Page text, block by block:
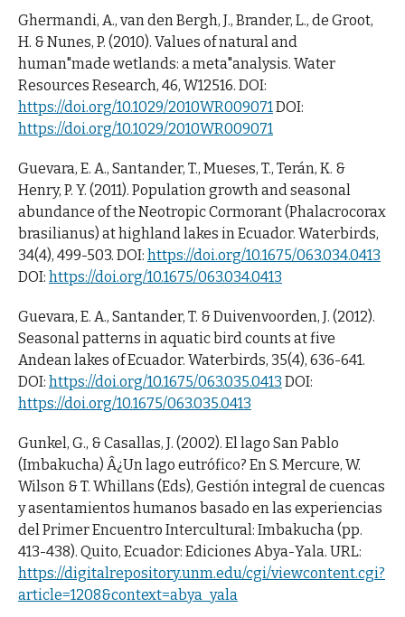
Ghermandi, A., van den Bergh, J., Brander, L., de Groot,
H. & Nunes, P. (2010). Values of natural and
human"made wetlands: a meta"analysis. Water
Resources Research, 46, W12516. DOI:
https://doi.org/10.1029/2010WR009071DOI:
https://doi.org/10.1029/2010WR009071
Guevara, E. A., Santander, T., Mueses, T., Terán, K. &
Henry, P. Y. (2011). Population growth and seasonal
abundance of the Neotropic Cormorant (Phalacrocorax
brasilianus) at highland lakes in Ecuador. Waterbirds,
34(4), 499-503. DOI: https://doi.org/10.1675/063.034.0413
DOI: https://doi.org/10.1675/063.034.0413
Guevara, E. A., Santander, T. & Duivenvoorden, J. (2012).
Seasonal patterns in aquatic bird counts at five
Andean lakes of Ecuador. Waterbirds, 35(4), 636-641.
DOI: https://doi.org/10.1675/063.035.0413 DOI:
https://doi.org/10.1675/063.035.0413
Gunkel, G., & Casallas, J. (2002). El lago San Pablo
(Imbakucha) Â¿Un lago eutrófico? En S. Mercure, W.
Wilson & T. Whillans (Eds), Gestión integral de cuencas
y asentamientos humanos basado en las experiencias
del Primer Encuentro Intercultural: Imbakucha (pp.
413-438). Quito, Ecuador: Ediciones Abya-Yala. URL:
https://digitalrepository.unm.edu/cgi/viewcontent.cgi?
article=1208&context=abya_yala